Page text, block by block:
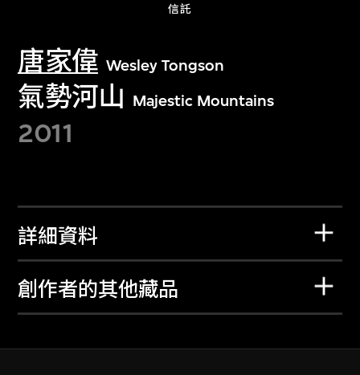
信託
唐家偉 Wesley Tongson
氣勢河山 Majestic Mountains
2011
詳細資料
創作者的其他藏品
探索世界頂級的二十及二十一世紀視覺
文化藏品。